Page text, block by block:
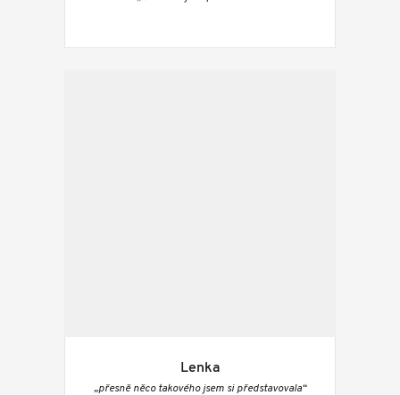
Lenka
„přesně něco takového jsem si představovala“